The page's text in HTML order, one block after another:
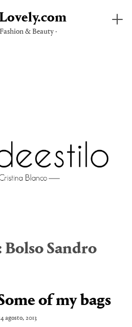
& Beauty ·
Bolso Sandro
of my bags
agosto, 2013